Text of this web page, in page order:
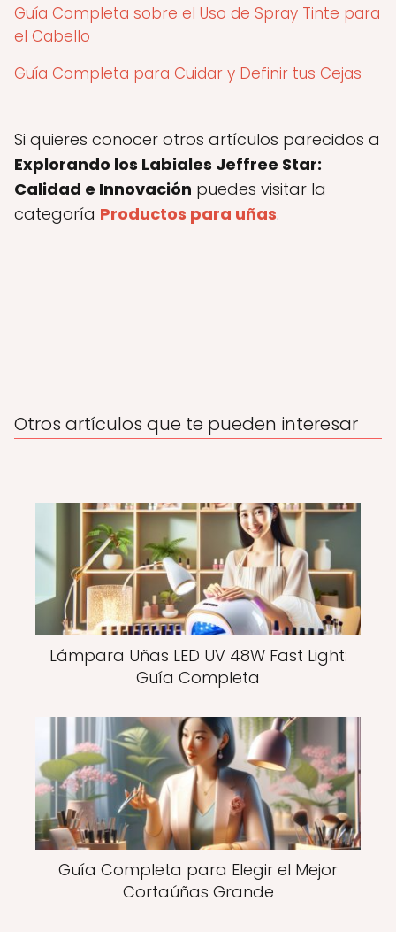
Guía Completa sobre el Uso de Spray Tinte para
el Cabello
Guía Completa para Cuidar y Definir tus Cejas
Si quieres conocer otros artículos parecidos a
Explorando los Labiales Jeffree Star:
Calidad e Innovación puedes visitar la
categoría Productos para uñas.
Otros artículos que te pueden interesar
Lámpara Uñas LED UV 48W Fast Light:
Guía Completa
Guía Completa para Elegir el Mejor
Cortaúñas Grande